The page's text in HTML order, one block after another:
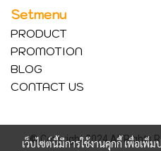
Setmenu
PRODUCT
PROMOTION
BLOG
CONTACT US
© Copyright 2024 All Rights
เว็บไซต์นี้มีการใช้งานคุกกี้ เพื่อเ